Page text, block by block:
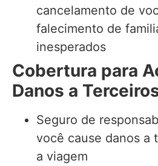
cancelamento de
falecimento de
inesperados
Cobertura para
Danos a
Seguro de
você cause danos a
a viagem